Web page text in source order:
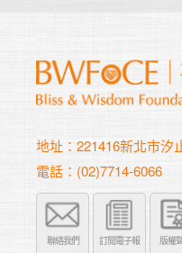
地址：221416新北市汐
電話：(02)7714-6066
聯絡我們 訂閱電子報 版權